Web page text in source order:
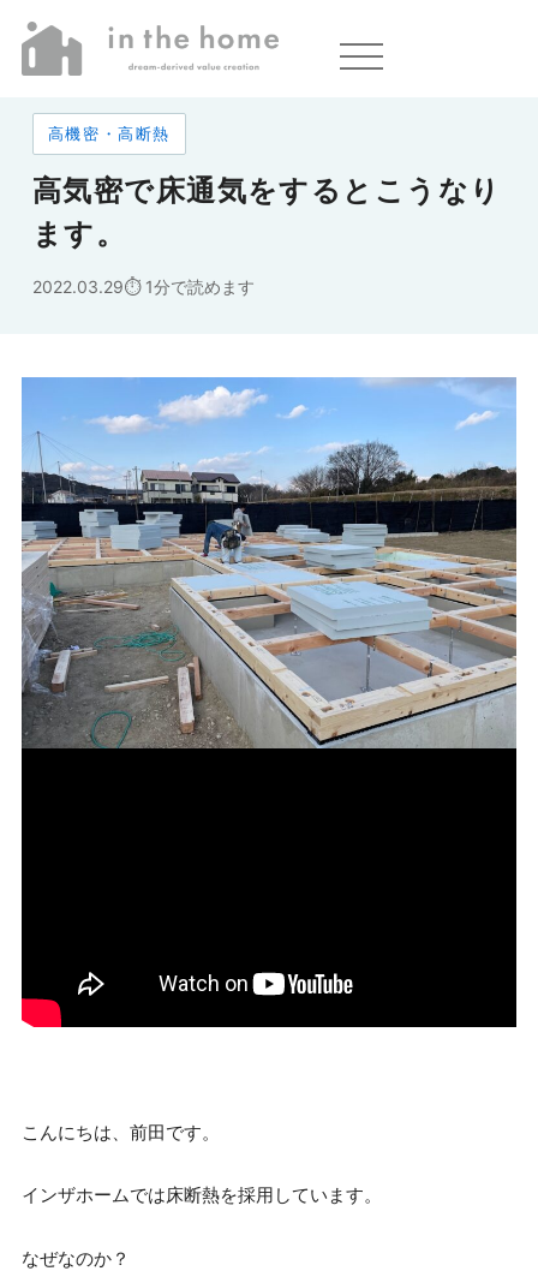
ホーム» 高気密で床通気をするとこうなります。
高機密・高断熱
高気密で床通気をするとこうなり
ます。
2022.03.29 1分で読めます
こんにちは、前田です。
インザホームでは床断熱を採用しています。
なぜなのか？